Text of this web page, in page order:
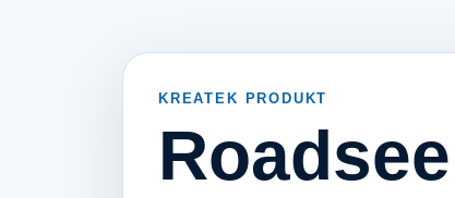
KREATEK PRODUKT